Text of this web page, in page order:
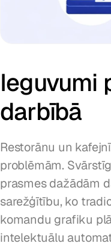
Ieguvumi
darbībā
Restorānu un
problēmām.
prasmes dažādām
sarežģītību, ko
komandu grafiku
intelektuālu